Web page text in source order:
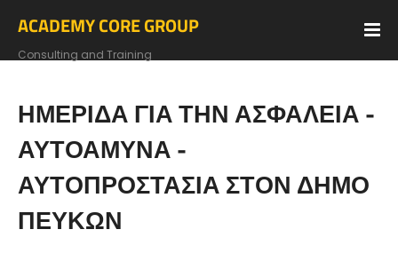
ACADEMY CORE GROUP
Consulting and Training
ΗΜΕΡΙΔΑ ΓΙΑ ΤΗΝ ΑΣΦΑΛΕΙΑ -
ΑΥΤΟΑΜΥΝΑ -
ΑΥΤΟΠΡΟΣΤΑΣΙΑ ΣΤΟΝ ΔΗΜΟ
ΠΕΥΚΩΝ